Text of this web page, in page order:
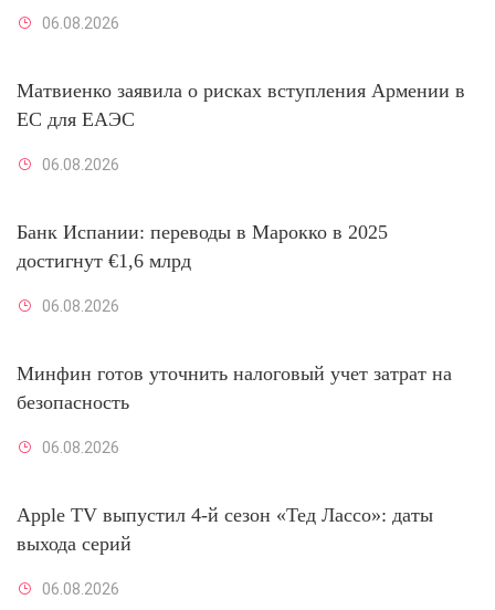
06.08.2026
Матвиенко заявила о рисках вступления Армении в
ЕС для ЕАЭС
06.08.2026
Банк Испании: переводы в Марокко в 2025
достигнут €1,6 млрд
06.08.2026
Минфин готов уточнить налоговый учет затрат на
безопасность
06.08.2026
Apple TV выпустил 4-й сезон «Тед Лассо»: даты
выхода серий
06.08.2026